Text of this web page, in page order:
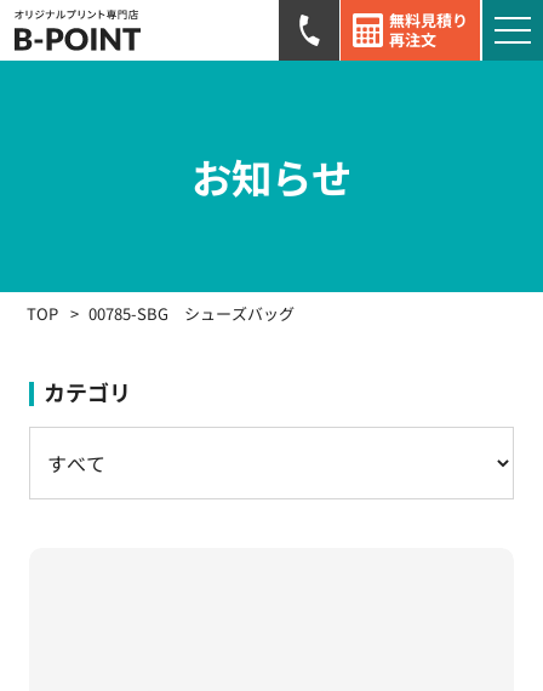
無料見積り
再注文
お知らせ
TOP 00785-SBG シューズバッグ
カテゴリ